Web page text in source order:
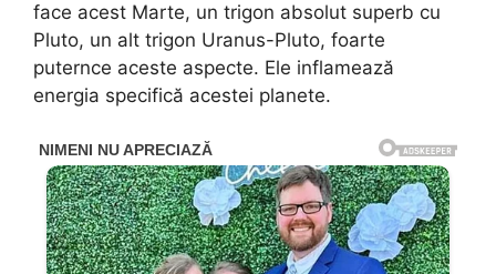
face acest Marte, un trigon absolut superb cu
Pluto, un alt trigon Uranus-Pluto, foarte
puternce aceste aspecte. Ele inflamează
energia specifică acestei planete.